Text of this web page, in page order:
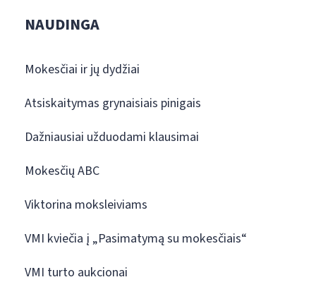
NAUDINGA
Mokesčiai ir jų dydžiai
Atsiskaitymas grynaisiais pinigais
Dažniausiai užduodami klausimai
Mokesčių ABC
Viktorina moksleiviams
VMI kviečia į „Pasimatymą su mokesčiais“
VMI turto aukcionai